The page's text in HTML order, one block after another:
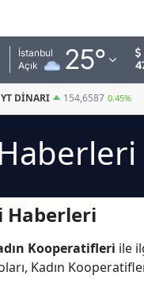
İstanbul
Açık
25°
Adana
Adıyaman
Afyonkarahisar
Ağrı
Ankara
Antalya
Artvin
DINARI 154,6587 0.45%
Haberleri
Kooperatifleri ile
Kadın